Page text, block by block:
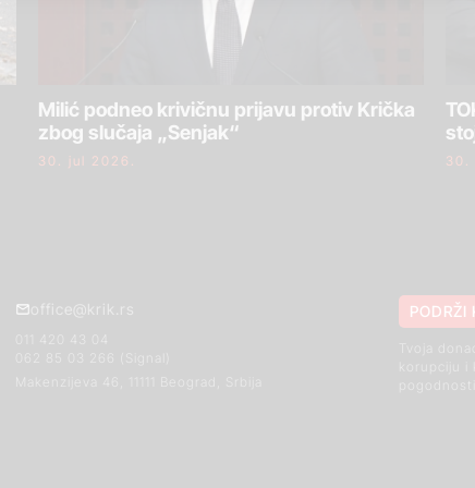
Milić podneo krivičnu prijavu protiv Krička
zbog slučaja „Senjak“
30. jul 2026. 30.
office@krik.rs
011 420 43 04
Makenzijeva 46, 11111 Beograd, Srbija
PODRŽI
korupciju i